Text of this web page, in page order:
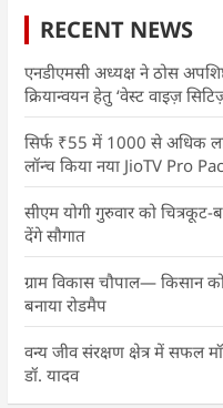
RECENT NEWS
एनडीएमसी अध्यक्ष ने ठोस
क्रियान्वयन हेतु ‘वेस्ट वाइज़
सिर्फ ₹55 में 1000 से अधिक
लॉन्च किया नया JioTV Pro
सीएम योगी गुरुवार को
देंगे सौगात
ग्राम विकास चौपाल— किसान
बनाया रोडमैप
वन्य जीव संरक्षण क्षेत्र में सफल
डॉ. यादव